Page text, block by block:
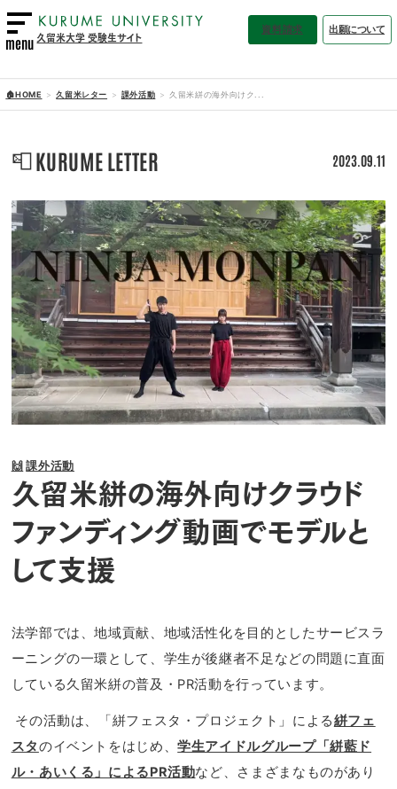
menu 久留米大学 受験生サイト
資料請求 出願について
🏠HOME 久留米レター 課外活動 久留米絣の海外向けク...
📮KURUME LETTER 2023.09.11
🙌 課外活動
久留米絣の海外向けクラウド
ファンディング動画でモデルと
して支援
法学部では、地域貢献、地域活性化を目的としたサービスラ
ーニングの一環として、学生が後継者不足などの問題に直面
している久留米絣の普及・PR活動を行っています。
その活動は、「絣フェスタ・プロジェクト」による絣フェ
スタのイベントをはじめ、学生アイドルグループ「絣藍ド
ル・あいくる」によるPR活動など、さまざまなものがあり